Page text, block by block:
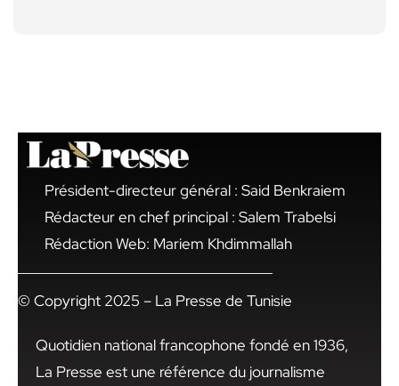
Président-directeur général : Said Benkraiem
Rédacteur en chef principal : Salem Trabelsi
Rédaction Web: Mariem Khdimmallah
© Copyright 2025 – La Presse de Tunisie
Quotidien national francophone fondé en 1936,
La Presse est une référence du journalisme